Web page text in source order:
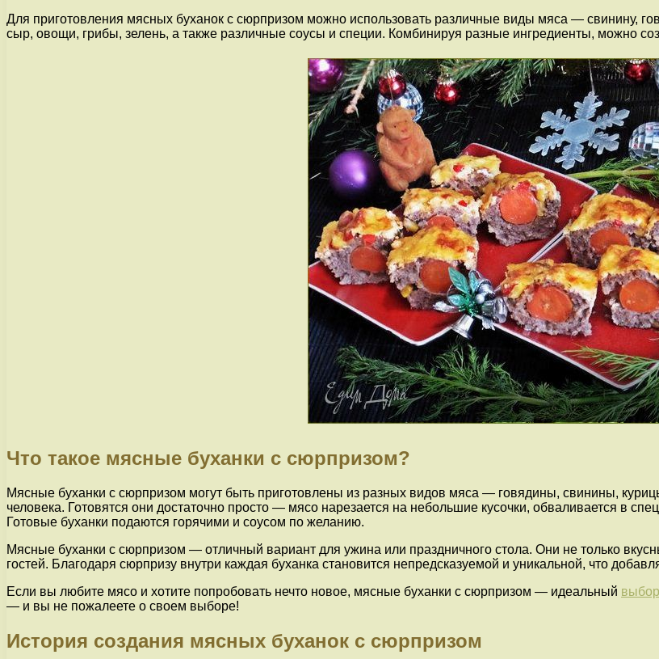
Для приготовления мясных буханок с сюрпризом можно использовать различные виды мяса — свинину,
сыр, овощи, грибы, зелень, а также различные соусы и специи. Комбинируя разные ингредиенты, можно
Что такое мясные буханки с сюрпризом?
Мясные буханки с сюрпризом могут быть приготовлены из разных видов мяса — говядины, свинины,
человека. Готовятся они достаточно просто — мясо нарезается на небольшие кусочки, обваливается в
Готовые буханки подаются горячими и соусом по желанию.
Мясные буханки с сюрпризом — отличный вариант для ужина или праздничного стола. Они не только
гостей. Благодаря сюрпризу внутри каждая буханка становится непредсказуемой и уникальной, что
Если вы любите мясо и хотите попробовать нечто новое, мясные буханки с сюрпризом — идеальный
— и вы не пожалеете о своем выборе!
История создания мясных буханок с сюрпризом